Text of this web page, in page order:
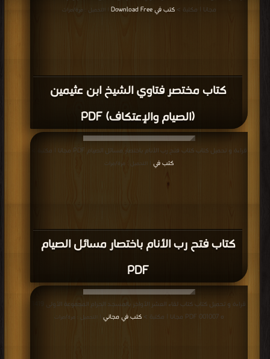
كتاب مختصر فتاوي الشيخ ابن عثيمين
(الصيام والإعتكاف) PDF
مجانا | مكتبة >كتب في Download Free | التحميل : مرة/مرات
كتاب فتح رب الأنام باختصار مسائل الصيام
PDF
قراءة و تحميل كتاب كتاب فتح رب الأنام باختصار مسائل الصيام PDF مجانا | مكتبة >
كتب في
| التحميل : مرة/مرات
ه 001007 PDF مجانا | مكتبة >
كتب في مجاني | التحميل : مرة/مرات